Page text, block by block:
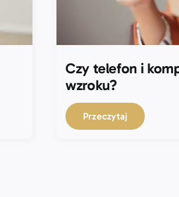
Czy telefon i
wzroku?
Przeczytaj